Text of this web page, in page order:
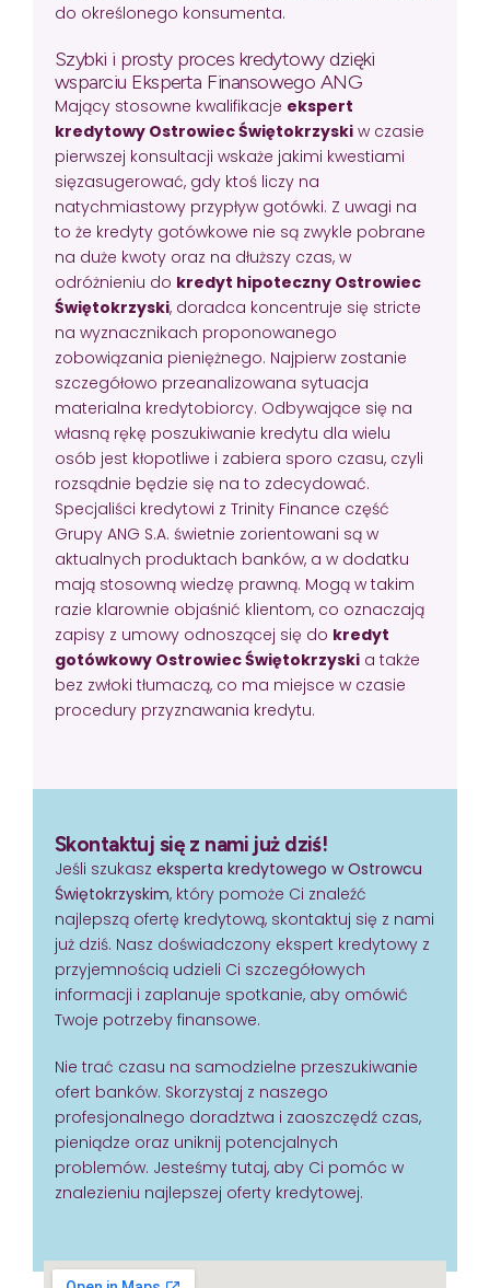
do określonego konsumenta.
Szybki i prosty proces kredytowy dzięki
wsparciu Eksperta Finansowego ANG
Mający stosowne kwalifikacje ekspert
kredytowy Ostrowiec Świętokrzyski w czasie
pierwszej konsultacji wskaże jakimi kwestiami
sięzasugerować, gdy ktoś liczy na
natychmiastowy przypływ gotówki. Z uwagi na
to że kredyty gotówkowe nie są zwykle pobrane
na duże kwoty oraz na dłuższy czas, w
odróżnieniu do kredyt hipoteczny Ostrowiec
Świętokrzyski, doradca koncentruje się stricte
na wyznacznikach proponowanego
zobowiązania pieniężnego. Najpierw zostanie
szczegółowo przeanalizowana sytuacja
materialna kredytobiorcy. Odbywające się na
własną rękę poszukiwanie kredytu dla wielu
osób jest kłopotliwe i zabiera sporo czasu, czyli
rozsądnie będzie się na to zdecydować.
Specjaliści kredytowi z Trinity Finance część
Grupy ANG S.A. świetnie zorientowani są w
aktualnych produktach banków, a w dodatku
mają stosowną wiedzę prawną. Mogą w takim
razie klarownie objaśnić klientom, co oznaczają
zapisy z umowy odnoszącej się do kredyt
gotówkowy Ostrowiec Świętokrzyski a także
bez zwłoki tłumaczą, co ma miejsce w czasie
procedury przyznawania kredytu.
Skontaktuj się z nami już dziś!
Jeśli szukasz eksperta kredytowego w Ostrowcu
Świętokrzyskim, który pomoże Ci znaleźć
najlepszą ofertę kredytową, skontaktuj się z nami
już dziś. Nasz doświadczony ekspert kredytowy z
przyjemnością udzieli Ci szczegółowych
informacji i zaplanuje spotkanie, aby omówić
Twoje potrzeby finansowe.
Nie trać czasu na samodzielne przeszukiwanie
ofert banków. Skorzystaj z naszego
profesjonalnego doradztwa i zaoszczędź czas,
pieniądze oraz uniknij potencjalnych
problemów. Jesteśmy tutaj, aby Ci pomóc w
znalezieniu najlepszej oferty kredytowej.